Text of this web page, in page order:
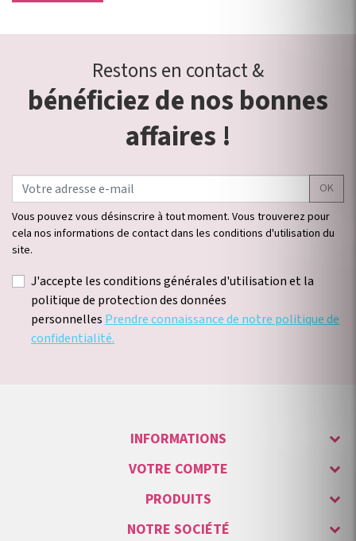
Restons en contact &
bénéficiez de nos bonnes
affaires !
OK
Vous pouvez vous désinscrire à tout moment. Vous trouverez pour
cela nos informations de contact dans les conditions d'utilisation du
site.
J'accepte les conditions générales d'utilisation et la
politique de protection des données
personnelles Prendre connaissance de notre politique de
confidentialité.
INFORMATIONS
VOTRE COMPTE
PRODUITS
NOTRE SOCIÉTÉ